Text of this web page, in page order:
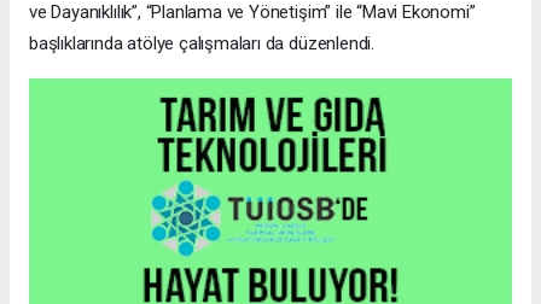
ve Dayanıklılık”, “Planlama ve Yönetişim” ile “Mavi Ekonomi”
başlıklarında atölye çalışmaları da düzenlendi.